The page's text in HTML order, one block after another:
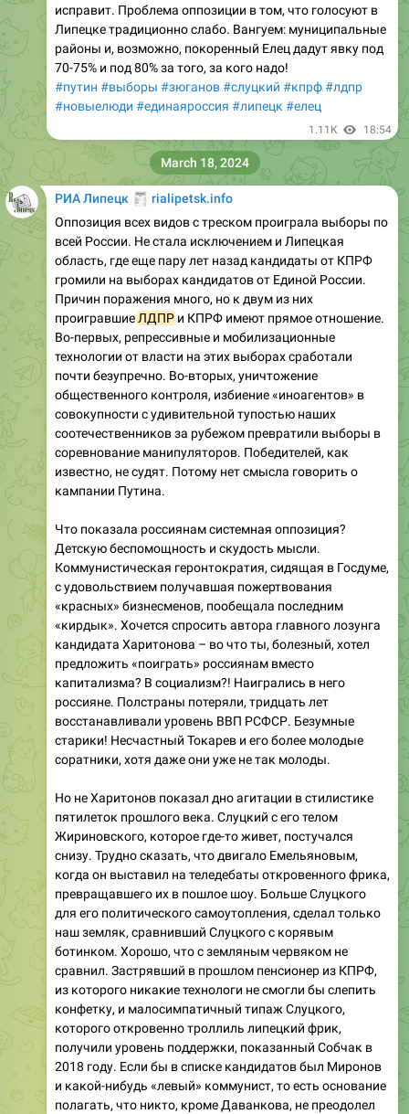
исправит. Проблема оппозиции в том, что голосуют в
Липецке традиционно слабо. Вангуем: муниципальные
районы и, возможно, покоренный Елец дадут явку под
70-75% и под 80% за того, за кого надо!
#путин #выборы #зюганов#слуцкий #кпрф#лдпр
#новыелюди #единаяроссия #липецк #елец
1.11K 18:54
РИА Липецк
🧾rialipetsk.info
Оппозиция всех видов с треском проиграла выборы по
всей России. Не стала исключением и Липецкая
область, где еще пару лет назад кандидаты от КПРФ
громили на выборах кандидатов от Единой России.
Причин поражения много, но к двум из них
проигравшие ЛДПР и КПРФ имеют прямое отношение.
Во-первых, репрессивные и мобилизационные
технологии от власти на этих выборах сработали
почти безупречно. Во-вторых, уничтожение
общественного контроля, избиение «иноагентов» в
совокупности с удивительной тупостью наших
соотечественников за рубежом превратили выборы в
соревнование манипуляторов. Победителей, как
известно, не судят. Потому нет смысла говорить о
кампании Путина.
Что показала россиянам системная оппозиция?
Детскую беспомощность и скудость мысли.
Коммунистическая геронтократия, сидящая в Госдуме,
с удовольствием получавшая пожертвования
«красных» бизнесменов, пообещала последним
«кирдык». Хочется спросить автора главного лозунга
кандидата Харитонова – во что ты, болезный, хотел
предложить «поиграть» россиянам вместо
капитализма? В социализм?! Наигрались в него
россияне. Полстраны потеряли, тридцать лет
восстанавливали уровень ВВП РСФСР. Безумные
старики! Несчастный Токарев и его более молодые
соратники, хотя даже они уже не так молоды.
Но не Харитонов показал дно агитации в стилистике
пятилеток прошлого века. Слуцкий с его телом
Жириновского, которое где-то живет, постучался
снизу. Трудно сказать, что двигало Емельяновым,
когда он выставил на теледебаты откровенного фрика,
превращавшего их в пошлое шоу. Больше Слуцкого
для его политического самоутопления, сделал только
наш земляк, сравнивший Слуцкого с корявым
ботинком. Хорошо, что с земляным червяком не
сравнил. Застрявший в прошлом пенсионер из КПРФ,
из которого никакие технологи не смогли бы слепить
конфетку, и малосимпатичный типаж Слуцкого,
которого откровенно троллиль липецкий фрик,
получили уровень поддержки, показанный Собчак в
2018 году. Если бы в списке кандидатов был Миронов
и какой-нибудь «левый» коммунист, то есть основание
полагать, что никто, кроме Даванкова, не преодолел
March 18, 2024